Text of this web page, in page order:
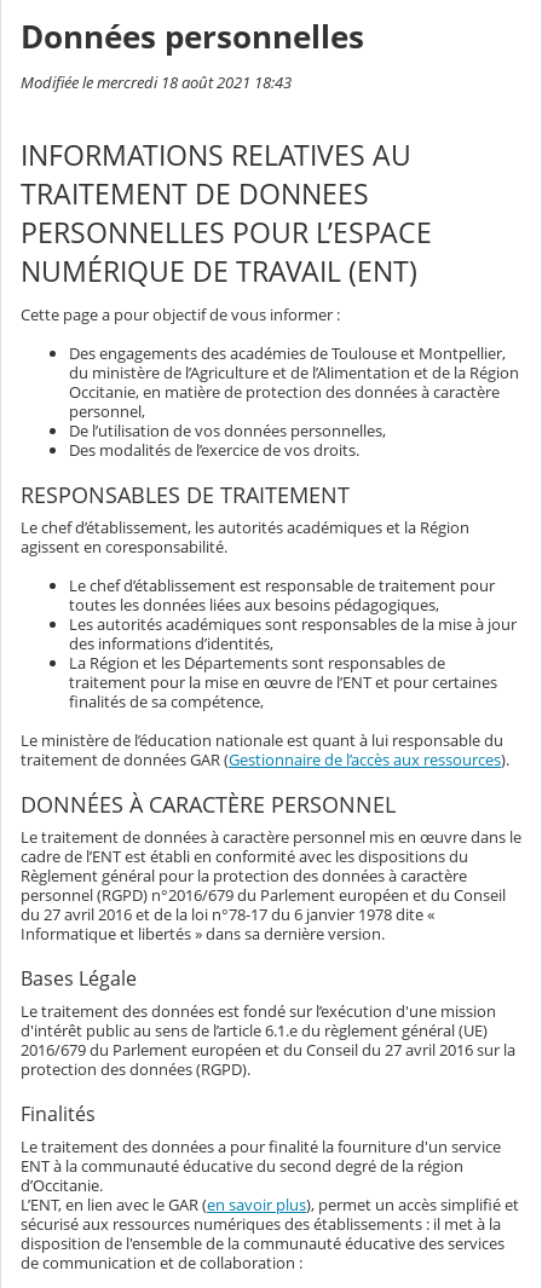
Données personnelles
Modifiée le mercredi 18 août 2021 18:43
INFORMATIONS RELATIVES AU
TRAITEMENT DE DONNEES
PERSONNELLES POUR L’ESPACE
NUMÉRIQUE DE TRAVAIL (ENT)
Cette page a pour objectif de vous informer :
Des engagements des académies de Toulouse et Montpellier,
du ministère de l’Agriculture et de l’Alimentation et de la Région
Occitanie, en matière de protection des données à caractère
personnel,
De l’utilisation de vos données personnelles,
Des modalités de l’exercice de vos droits.
RESPONSABLES DE TRAITEMENT
Le chef d’établissement, les autorités académiques et la Région
agissent en coresponsabilité.
Le chef d’établissement est responsable de traitement pour
toutes les données liées aux besoins pédagogiques,
Les autorités académiques sont responsables de la mise à jour
des informations d’identités,
La Région et les Départements sont responsables de
traitement pour la mise en œuvre de l’ENT et pour certaines
finalités de sa compétence,
Le ministère de l’éducation nationale est quant à lui responsable du
traitement de données GAR (Gestionnaire de l’accès aux ressources).
DONNÉES À CARACTÈRE PERSONNEL
Le traitement de données à caractère personnel mis en œuvre dans le
cadre de l’ENT est établi en conformité avec les dispositions du
Règlement général pour la protection des données à caractère
personnel (RGPD) n°2016/679 du Parlement européen et du Conseil
du 27 avril 2016 et de la loi n°78-17 du 6 janvier 1978 dite «
Informatique et libertés » dans sa dernière version.
Bases Légale
Le traitement des données est fondé sur l’exécution d'une mission
d'intérêt public au sens de l’article 6.1.e du règlement général (UE)
2016/679 du Parlement européen et du Conseil du 27 avril 2016 sur la
protection des données (RGPD).
Finalités
Le traitement des données a pour finalité la fourniture d'un service
ENT à la communauté éducative du second degré de la région
d’Occitanie.
L’ENT, en lien avec le GAR (en savoir plus), permet un accès simplifié et
sécurisé aux ressources numériques des établissements : il met à la
disposition de l'ensemble de la communauté éducative des services
de communication et de collaboration :